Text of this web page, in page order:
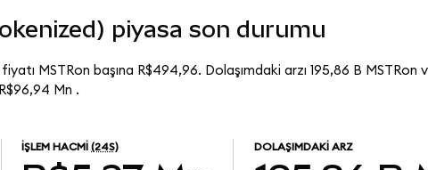
piyasa son durumu
MSTRon başına R$494,96. Dolaşımdaki arzı 195,86 B
Mn .
İŞLEM HACMI (24S) DOLAŞIMDAKI ARZ